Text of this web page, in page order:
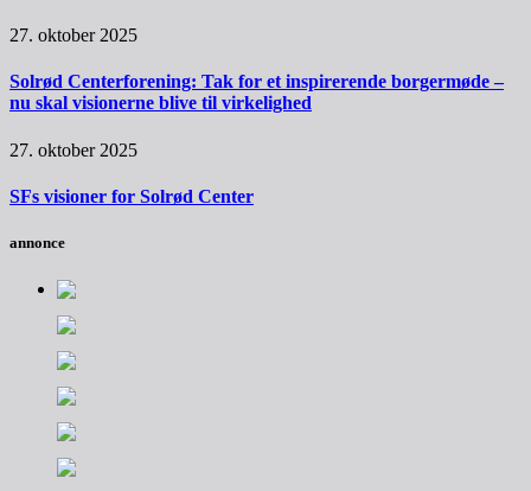
27. oktober 2025
Solrød Centerforening: Tak for et inspirerende borgermøde –
nu skal visionerne blive til virkelighed
27. oktober 2025
SFs visioner for Solrød Center
annonce